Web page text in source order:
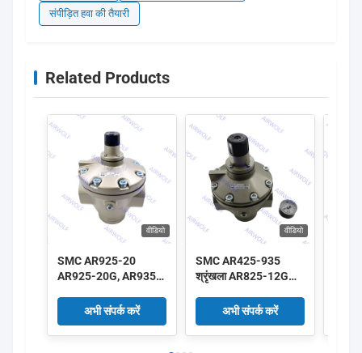
संपीड़ित हवा की तैयारी
Related Products
वीडियो
SMC AR925-20
AR925-20G, AR935-
AR425-935 श्रृंखला
पायलट संचालित नियामक
2"
अभी संपर्क करें
वीडियो
SMC AR425-935
श्रृंखला AR825-12G
12G AR835-14G
पायलट संचालित नियामक
1"1/4 1"1/2
अभी संपर्क करें